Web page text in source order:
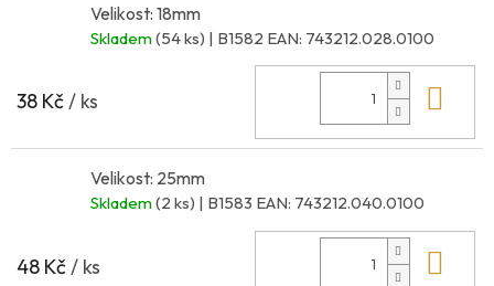
Velikost: 18mm
Skladem(54 ks) | B1582 EAN: 743212.028.0100
38 Kč/ ks
Velikost: 25mm
Skladem(2 ks) | B1583 EAN: 743212.040.0100
48 Kč/ ks